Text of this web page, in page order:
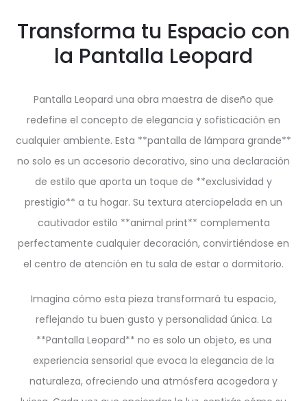
Transforma tu Espacio con
la Pantalla Leopard
Pantalla Leopard una obra maestra de diseño que
redefine el concepto de elegancia y sofisticación en
cualquier ambiente. Esta **pantalla de lámpara grande**
no solo es un accesorio decorativo, sino una declaración
de estilo que aporta un toque de **exclusividad y
prestigio** a tu hogar. Su textura aterciopelada en un
cautivador estilo **animal print** complementa
perfectamente cualquier decoración, convirtiéndose en
el centro de atención en tu sala de estar o dormitorio.
Imagina cómo esta pieza transformará tu espacio,
reflejando tu buen gusto y personalidad única. La
**Pantalla Leopard** no es solo un objeto, es una
experiencia sensorial que evoca la elegancia de la
naturaleza, ofreciendo una atmósfera acogedora y